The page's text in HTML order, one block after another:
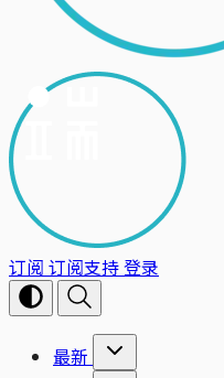
订阅 订阅支持登录
最新